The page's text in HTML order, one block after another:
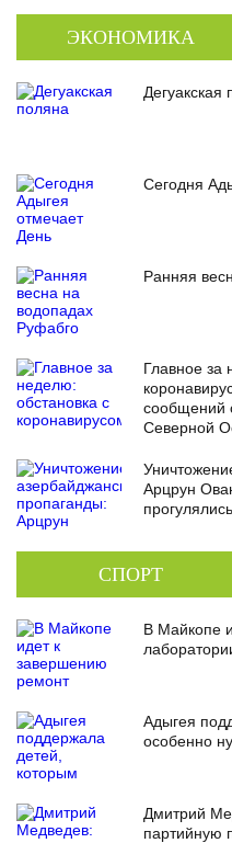
ЭКОНОМИКА
Дегуакская
Сегодня
Ранняя
Главное за
сообщений
Северной
Арцрун
СПОРТ
В Майкопе
Адыгея
особенно
Дмитрий
партийную